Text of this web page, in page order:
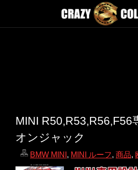
MINI R50,R53,R56,F56
オンジャック
BMW MINI , MINI ルーフ, 商品,